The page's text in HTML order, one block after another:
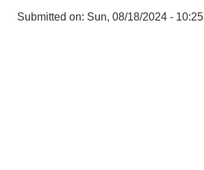
Submitted on: Sun, 08/18/2024 - 10:25